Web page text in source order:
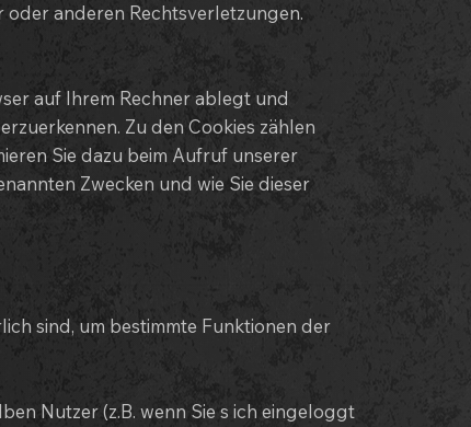
anderen Rechtsverletzungen.
auf Ihrem Rechner ablegt und
Zu den Cookies zählen
Sie dazu beim Aufruf unserer
Zwecken und wie Sie dieser
sind, um bestimmte Funktionen der
Nutzer (z.B. wenn Sie s ich eingeloggt